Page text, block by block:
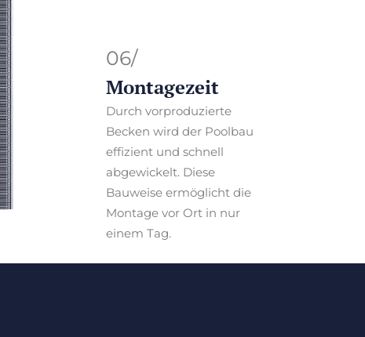
06/
Montagezeit
Durch vorproduzierte
Becken wird der Poolbau
effizient und schnell
abgewickelt. Diese
Bauweise ermöglicht die
Montage vor Ort in nur
einem Tag.